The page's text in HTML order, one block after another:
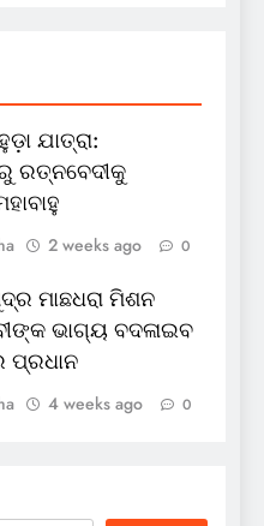
ଯାତ୍ରା:
ରତ୍ନବେଦୀକୁ
2 weeks ago 0
ମାଛଧରା ମିଶନ
ଭାଗ୍ୟ ବଦଳାଇବ
ପ୍ରଧାନ
4 weeks ago 0